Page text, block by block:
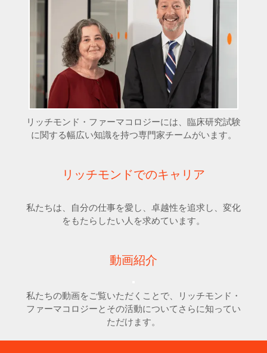
リッチモンド・ファーマコロジーには、臨床研究試験
に関する幅広い知識を持つ専門家チームがいます。
リッチモンドでのキャリア
私たちは、自分の仕事を愛し、卓越性を追求し、変化
をもたらしたい人を求めています。
動画紹介
私たちの動画をご覧いただくことで、リッチモンド・
ファーマコロジーとその活動についてさらに知ってい
ただけます。